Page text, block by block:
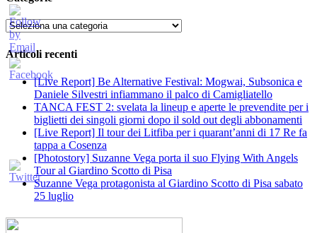
Categorie
Articoli recenti
[Live Report] Be Alternative Festival: Mogwai, Subsonica e
Daniele Silvestri infiammano il palco di Camigliatello
TANCA FEST 2: svelata la lineup e aperte le prevendite per i
biglietti dei singoli giorni dopo il sold out degli abbonamenti
[Live Report] Il tour dei Litfiba per i quarant’anni di 17 Re fa
tappa a Cosenza
[Photostory] Suzanne Vega porta il suo Flying With Angels
Tour al Giardino Scotto di Pisa
Suzanne Vega protagonista al Giardino Scotto di Pisa sabato
25 luglio